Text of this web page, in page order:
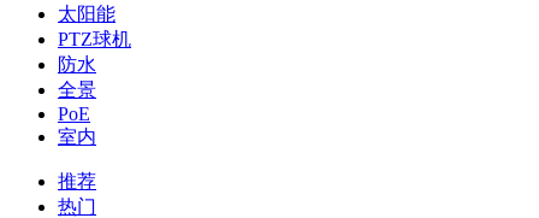
太阳能
PTZ球机
防水
全景
PoE
室内
推荐
热门